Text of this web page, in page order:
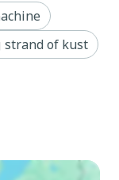
ligstoelen
dal. Ter
Internet
Privé
omgeven
de woning.
strand of kust